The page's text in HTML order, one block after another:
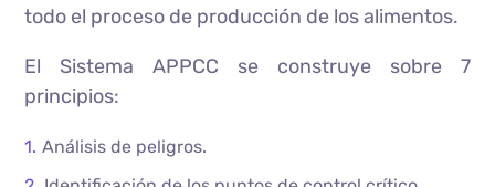
todo el proceso de producción de los alimentos.
El Sistema APPCC se construye sobre 7
principios:
Análisis de peligros.